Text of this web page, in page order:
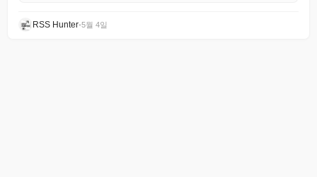
RSS Hunter•5월 4일